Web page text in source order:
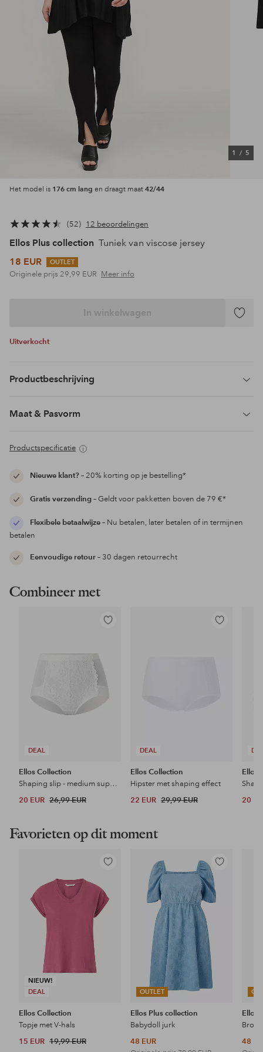
1 / 5
Het model is 176 cm lang en draagt maat 42/44
52 12 beoordelingen
Ellos Plus collection Tuniek van viscose jersey
18 EUR
OUTLET
Originele prijs 29,99 EUR Meer info
In winkelwagen
Uitverkocht
Productbeschrijving
Maat & Pasvorm
Productspecificatie
Nieuwe klant?– 20% korting op je bestelling*
Gratis verzending– Geldt voor pakketten boven de 79 €*
Flexibele betaalwijze– Nu betalen, later betalen of in termijnen
betalen
Eenvoudige retour– 30 dagen retourrecht
Combineer met
DEAL
Toevoegen
Ellos Collection
Shaping slip - medium support
20 EUR 26,99 EUR
DEAL
Toevoegen
Ellos Collection
Hipster met shaping effect
22 EUR 29,99 EUR
Ellos
20
Favorieten op dit moment
NIEUW!
DEAL
Toevoegen
favorieten
Ellos Collection
Topje met V-hals
15 EUR 19,99 EUR
OUTLET
Toevoegen
aan
favorieten
Ellos Plus collection
Babydoll jurk
48 EUR
Ellos
48